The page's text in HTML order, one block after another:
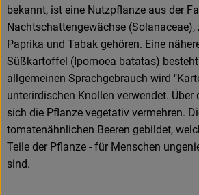
bekannt, ist eine Nutzpflanze aus der
Nachtschattengewächse (Solanaceae),
Paprika und Tabak gehören. Eine
Süßkartoffel (Ipomoea batatas)
allgemeinen Sprachgebrauch wird
unterirdischen Knollen verwendet. Über
sich die Pflanze vegetativ vermehren.
tomatenähnlichen Beeren gebildet,
Teile der Pflanze - für Menschen
sind.